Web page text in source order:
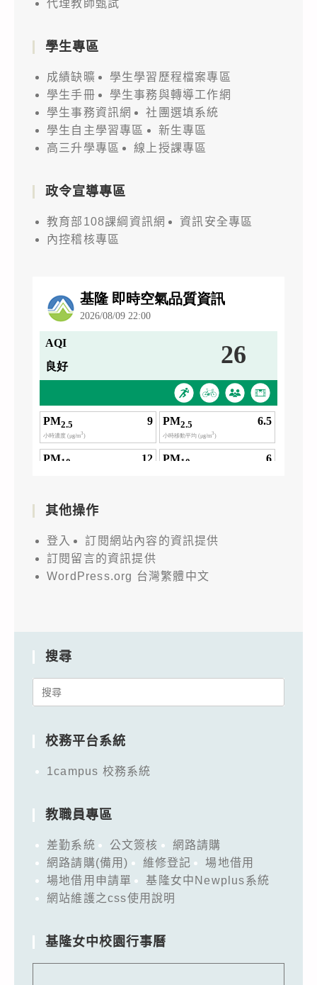
代理教師甄試
學生專區
成績缺曠
學生學習歷程檔案專區
學生手冊
學生事務與轉導工作網
學生事務資訊網
社團選填系統
學生自主學習專區
新生專區
高三升學專區
線上授課專區
政令宣導專區
教育部108課綱資訊網
資訊安全專區
內控稽核專區
其他操作
登入
訂閱網站內容的資訊提供
訂閱留言的資訊提供
WordPress.org 台灣繁體中文
搜尋
Search
校務平台系統
1campus 校務系統
教職員專區
差勤系統 公文簽核
網路請購
網路請購(備用)
維修登記
場地借用
場地借用申請單
基隆女中Newplus系統
網站維護之css使用說明
基隆女中校園行事曆